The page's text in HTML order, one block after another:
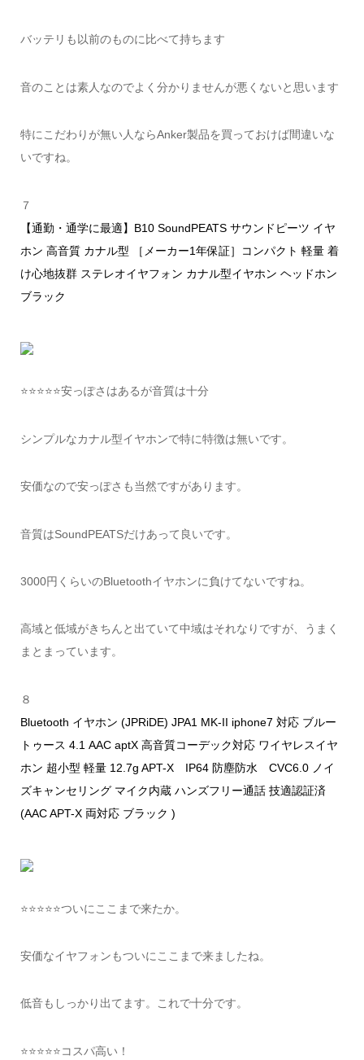
バッテリも以前のものに比べて持ちます
音のことは素人なのでよく分かりませんが悪くないと思います
特にこだわりが無い人ならAnker製品を買っておけば間違いな
いですね。
７
【通勤・通学に最適】B10 SoundPEATS サウンドピーツ イヤ
ホン 高音質 カナル型 ［メーカー1年保証］コンパクト 軽量 着
け心地抜群 ステレオイヤフォン カナル型イヤホン ヘッドホン
ブラック
⭐️⭐️⭐️⭐️⭐️安っぽさはあるが音質は十分
シンプルなカナル型イヤホンで特に特徴は無いです。
安価なので安っぽさも当然ですがあります。
音質はSoundPEATSだけあって良いです。
3000円くらいのBluetoothイヤホンに負けてないですね。
高域と低域がきちんと出ていて中域はそれなりですが、うまく
まとまっています。
８
Bluetooth イヤホン (JPRiDE) JPA1 MK-II iphone7 対応 ブルー
トゥース 4.1 AAC aptX 高音質コーデック対応 ワイヤレスイヤ
ホン 超小型 軽量 12.7g APT-X IP64 防塵防水 CVC6.0 ノイ
ズキャンセリング マイク内蔵 ハンズフリー通話 技適認証済
(AAC APT-X 両対応 ブラック )
⭐️⭐️⭐️⭐️⭐️ついにここまで来たか。
安価なイヤフォンもついにここまで来ましたね。
低音もしっかり出てます。これで十分です。
⭐️⭐️⭐️⭐️⭐️コスパ高い！